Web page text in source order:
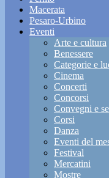
Macerata
Pesaro-Urbino
Eventi
Arte e cultura
Benessere
Categorie e
Cinema
Concerti
Concorsi
Convegni e
Corsi
Danza
Eventi del
Festival
Mercatini
Mostre